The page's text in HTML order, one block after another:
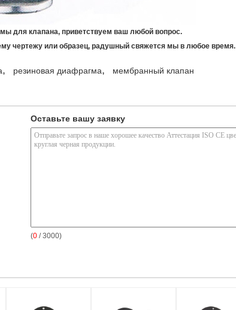
для клапана, приветствуем ваш любой вопрос.
чертежу или образец, радушный свяжется мы в любое время.
, резиновая диафрагма, мембранный клапан
Оставьте вашу заявку
(0 / 3000)